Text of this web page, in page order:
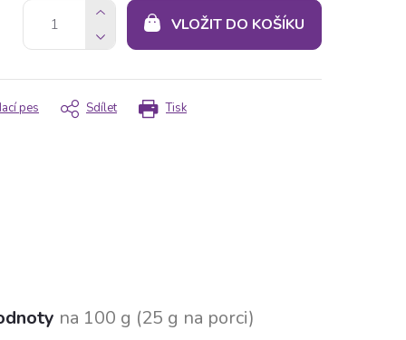
VLOŽIT DO KOŠÍKU
Tisk
pes Sdílet
na 100 g (25 g na porci)